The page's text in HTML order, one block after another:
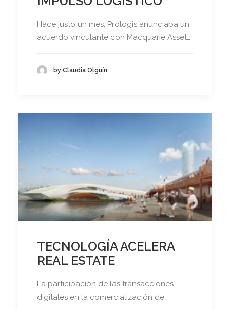
Hace justo un mes, Prologis anunciaba un
acuerdo vinculante con Macquarie Asset…
by Claudia Olguín
TECNOLOGÍA ACELERA
REAL ESTATE
La participación de las transacciones
digitales en la comercialización de…